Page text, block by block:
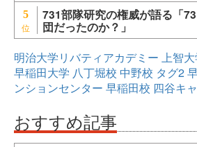
5 731部隊研究の権威が語る「
団だったのか？」
明治大学リバティアカデミー 上智
早稲田大学 八丁堀校 中野校 タグ2
ンションセンター 早稲田校 四谷キ
おすすめ記事